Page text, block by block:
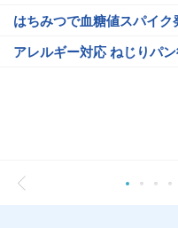
はちみつで血糖値スパイク
アレルギー対応 ねじりパ